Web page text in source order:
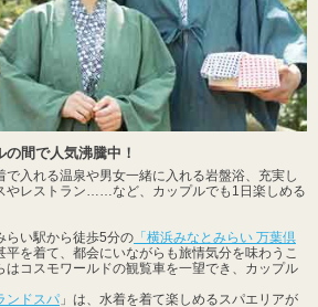
の間で人気沸騰中！
で入れる温泉や男女一緒に入れる岩盤浴、充実し
やレストラン……など、カップルでも1日楽しめる
らい駅から徒歩5分の 「横浜みなとみらい 万葉倶
平を着て、都会にいながらも旅情気分を味わうこ
はコスモワールドの観覧車を一望でき、カップル
ンドスパ 」は、水着を着て楽しめるスパエリアが